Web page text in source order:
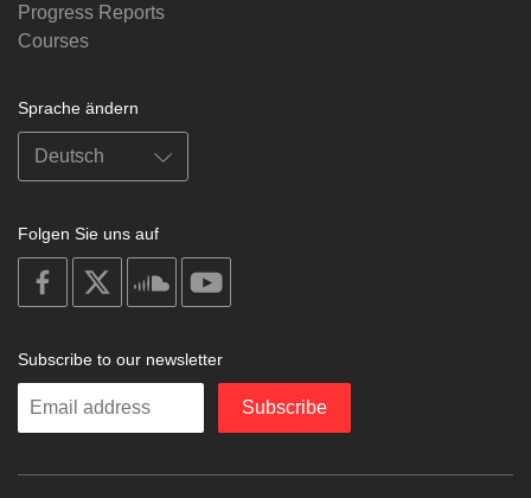
Progress Reports
Courses
Sprache ändern
Folgen Sie uns auf
on
facebook
soundcloud
Subscribe to our newsletter
Enter
Subscribe